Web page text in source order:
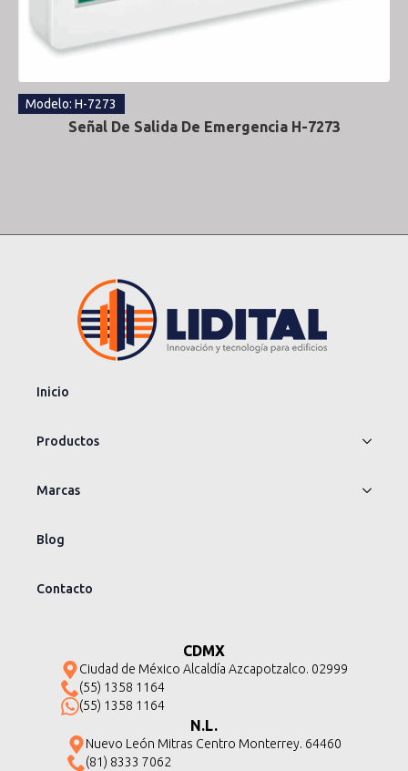
Modelo: H-7273
Señal De Salida De Emergencia H-7273
Inicio
Productos
Marcas
Blog
Contacto
CDMX
Ciudad de México Alcaldía Azcapotzalco. 02999
(55) 1358 1164
(55) 1358 1164
N.L.
Nuevo León Mitras Centro Monterrey. 64460
(81) 8333 7062